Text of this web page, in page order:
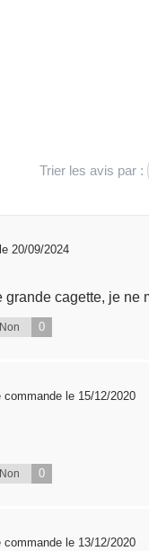
Trier les avis par :
20/09/2024
cagette, je
Non 0
commande le 15/12/2020
Non 0
commande le 13/12/2020